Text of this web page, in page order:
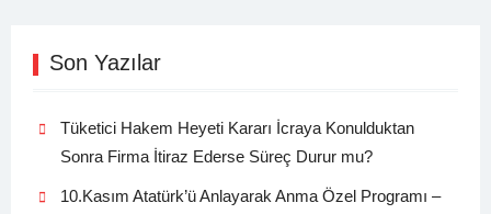
Son Yazılar
Tüketici Hakem Heyeti Kararı İcraya Konulduktan
Sonra Firma İtiraz Ederse Süreç Durur mu?
10.Kasım Atatürk’ü Anlayarak Anma Özel Programı –